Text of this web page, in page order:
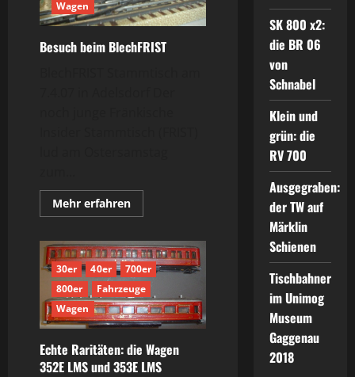
Wagen
Besuch beim BlechFRIST
Mehr erfahrenMehr
Informationen
beim
BlechFRIST
30er 40er
700er
800er
Fahrzeuge
Wagen
Echte Raritäten: die Wagen
352E LMS und 353E LMS
SK 800 x2:
die BR 06
von
Schnabel
Klein und
grün: die
RV 700
Ausgegraben:
der TW auf
Märklin
Schienen
Tischbahner
im Unimog
Museum
Gaggenau
2018